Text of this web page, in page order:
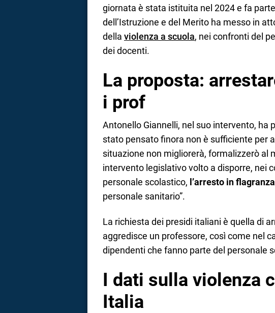
giornata è stata istituita nel 2024 e fa
dell’Istruzione e del Merito ha messo in
della violenza a scuola, nei confronti del
dei docenti.
La proposta:
i prof
Antonello Giannelli, nel suo intervento, ha
stato pensato finora non è sufficiente per
situazione non migliorerà, formalizzerò al
intervento legislativo volto a disporre, nei
personale scolastico, l’arresto in flagranza
personale sanitario”.
La richiesta dei presidi italiani è quella di
aggredisce un professore, così come nel
dipendenti che fanno parte del personale
I dati sulla violenza
Italia